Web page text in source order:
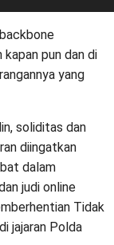
kapan pun dan di
yang
soliditas dan
diingatkan
dalam
judi online
Tidak
jajaran Polda